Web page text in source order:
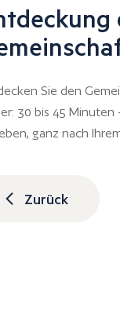
Sie den
30 bis 45
ganz nach
Zurück